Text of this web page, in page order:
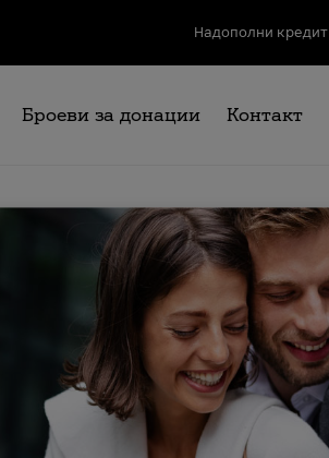
Надополни кредит
Броеви за донации Контакт